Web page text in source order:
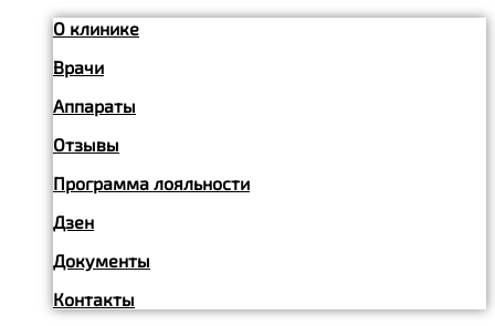
О клинике
Врачи
Аппараты
Отзывы
Программа лояльности
Дзен
Документы
Контакты